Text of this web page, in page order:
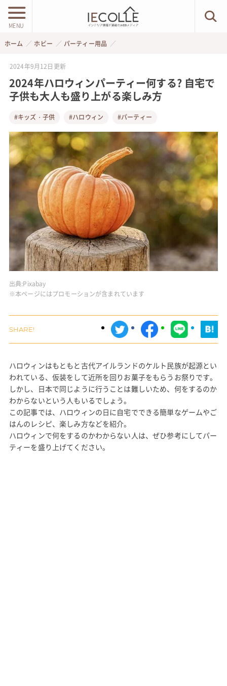
MENU
ホーム ホビー パーティー用品
2024年9月12日 更新
2024年ハロウィンパーティー何する? 自宅で
子供も大人も盛り上がる楽しみ方
#キッズ・子供 #ハロウィン #パーティー
出典:Pixabay
※本ページにはプロモーションが含まれています
ハロウィンはもともと古代アイルランドのケルト民族が起源とい
われている、仮装をして近所を回りお菓子をもらうお祭りです。
しかし、日本で同じように行うことは難しいため、何をするのか
わからないという人もいるでしょう。
この記事では、ハロウィンの日に自宅でできる簡単なゲームやご
はんのレシピ、楽しみ方などを紹介。
ハロウィンで何をするのかわからない人は、ぜひ参考にしてパー
ティーを盛り上げてください。